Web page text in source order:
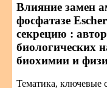
Влияние замен
фосфатазе
секрецию :
биологических
биохимии и
Тематика, ключевые